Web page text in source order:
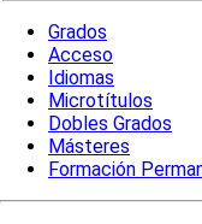
Grados
Acceso
Idiomas
Microtítulos
Dobles Grados
Másteres
Formación